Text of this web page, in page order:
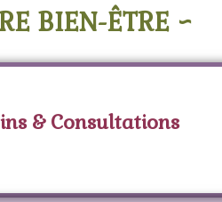
BIEN-ÊTRE ~
& Consultations